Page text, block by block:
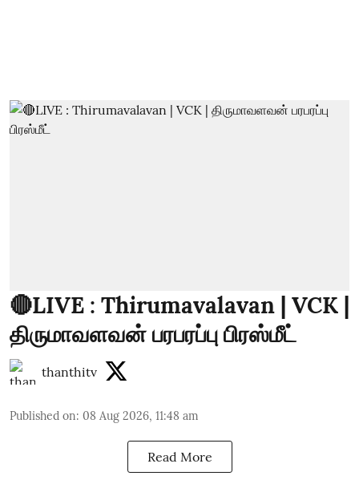
🔴LIVE : Thirumavalavan | VCK |
திருமாவளவன் பரபரப்பு பிரஸ்மீட்
thanthitv
Published on: 08 Aug 2026, 11:48 am
Read More